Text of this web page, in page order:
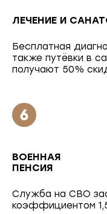
ЛЕЧЕНИЕ И
Бесплатная
также путёвки в
получают 50%
ВОЕННАЯ
ПЕНСИЯ
Служба на СВО
коэффициентом